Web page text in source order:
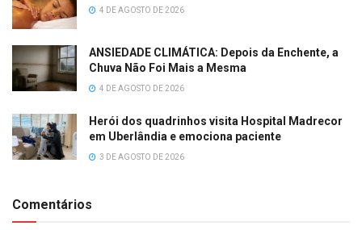
4 DE AGOSTO DE 2026
ANSIEDADE CLIMÁTICA: Depois da Enchente, a
Chuva Não Foi Mais a Mesma
4 DE AGOSTO DE 2026
Herói dos quadrinhos visita Hospital Madrecor
em Uberlândia e emociona paciente
3 DE AGOSTO DE 2026
Comentários